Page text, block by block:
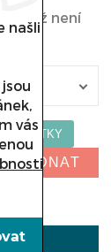
a již není
našli
vás